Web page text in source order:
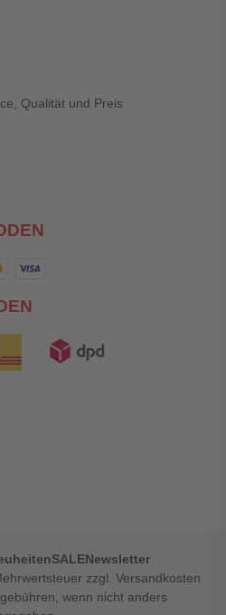
Qualität und Preis
SALENewsletter
zzgl. Versandkosten
wenn nicht anders